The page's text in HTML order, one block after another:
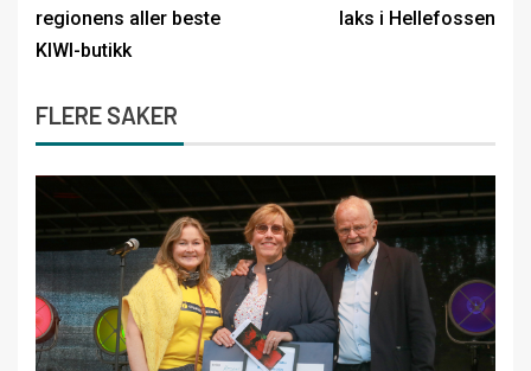
regionens aller beste
KIWI-butikk
laks i Hellefossen
FLERE SAKER